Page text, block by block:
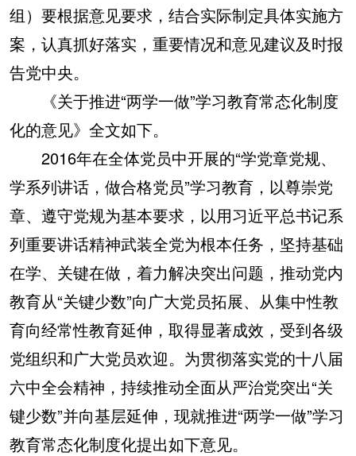
组）要根据意见要求，结合实际制定具体实施方
案，认真抓好落实，重要情况和意见建议及时报
告党中央。
《关于推进“两学一做”学习教育常态化制度
化的意见》全文如下。
2016年在全体党员中开展的“学党章党规、
学系列讲话，做合格党员”学习教育，以尊崇党
章、遵守党规为基本要求，以用习近平总书记系
列重要讲话精神武装全党为根本任务，坚持基础
在学、关键在做，着力解决突出问题，推动党内
教育从“关键少数”向广大党员拓展、从集中性教
育向经常性教育延伸，取得显著成效，受到各级
党组织和广大党员欢迎。为贯彻落实党的十八届
六中全会精神，持续推动全面从严治党突出“关
键少数”并向基层延伸，现就推进“两学一做”学习
教育常态化制度化提出如下意见。